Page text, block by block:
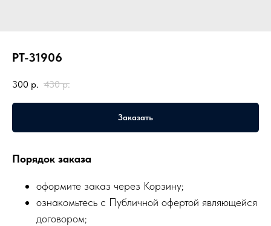
PT-31906
300 р. 430 р.
Заказать
Порядок заказа
оформите заказ через Корзину;
ознакомьтесь с Публичной офертой являющейся
договором;